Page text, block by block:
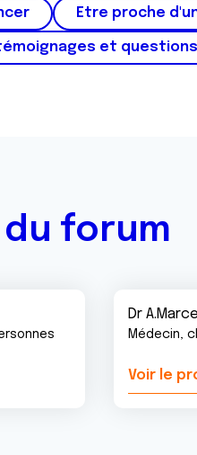
Etre proche
et questions
forum
Dr
Médecin,
Voir le